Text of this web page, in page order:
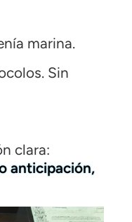
marina.
Sin
clara:
anticipación,